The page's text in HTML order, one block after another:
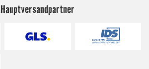
Hauptversandpartner